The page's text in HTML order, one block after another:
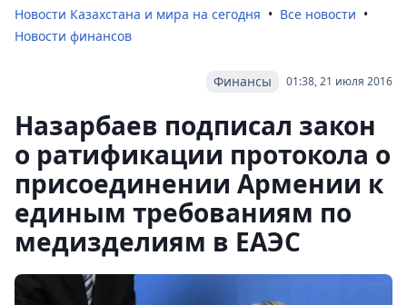
Новости Казахстана и мира на сегодня
Все новости
Новости финансов
01:38, 21 июля 2016
Финансы
Назарбаев подписал закон
о ратификации протокола о
присоединении Армении к
единым требованиям по
медизделиям в ЕАЭС